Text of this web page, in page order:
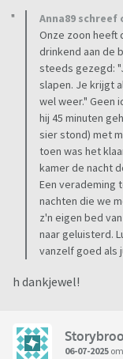
Anna89 schreef
Onze zoon heeft
drinkend aan de
steeds gezegd:
slapen. Je krijgt
wel weer." Geen
hij 45 minuten
sier stond) met
toen was het
kamer de nacht
Een verademing
nachten die we
z'n eigen bed
naar geluisterd.
vanzelf goed als
h dankjewel!
06-07-2025